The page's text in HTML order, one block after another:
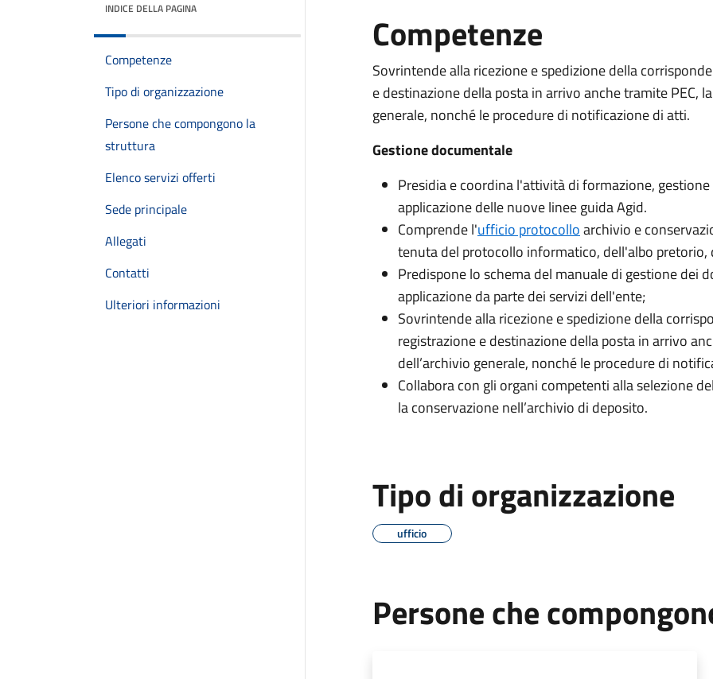
INDICE DELLA PAGINA
Competenze
Tipo di organizzazione
Persone che compongono la
struttura
Elenco servizi offerti
Sede principale
Allegati
Contatti
Ulteriori informazioni
Competenze
Sovrintende alla ricezione e spedizione della
e destinazione della posta in arrivo anche tramite PEC,
generale, nonché le procedure di notificazione di atti.
Gestione documentale
Presidia e coordina l'attività di formazione,
applicazione delle nuove linee guida Agid.
Comprende l'ufficio protocolloarchivio e
tenuta del protocollo informatico, dell'albo
Predispone lo schema del manuale di gestione dei
applicazione da parte dei servizi dell'ente;
Sovrintende alla ricezione e spedizione della
registrazione e destinazione della posta in arrivo
dell’archivio generale, nonché le procedure di
Collabora con gli organi competenti alla selezione
la conservazione nell’archivio di deposito.
Tipo di organizzazione
ufficio
Persone che